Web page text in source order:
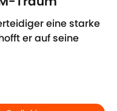
eine starke
er auf seine